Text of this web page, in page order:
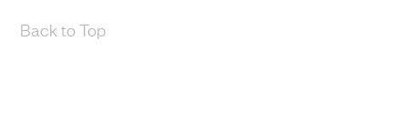
Back to Top